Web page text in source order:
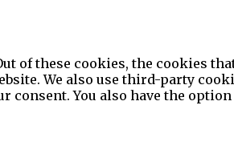
of these cookies, the cookies
We also use third-party
You also have the